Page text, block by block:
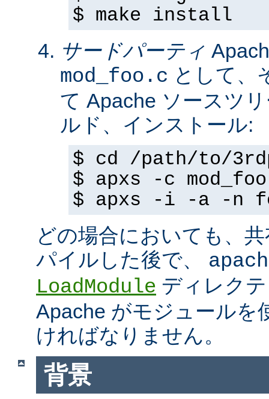
$ make install
サードパーティ
mod_foo.c として、
て Apache ソースツ
ルド、インストール:
$ cd /path/to/
$ apxs -c
$ apxs -i -a -n
どの場合においても、
パイルした後で、
LoadModule ディレク
Apache がモジュールを
ければなりません。
背景